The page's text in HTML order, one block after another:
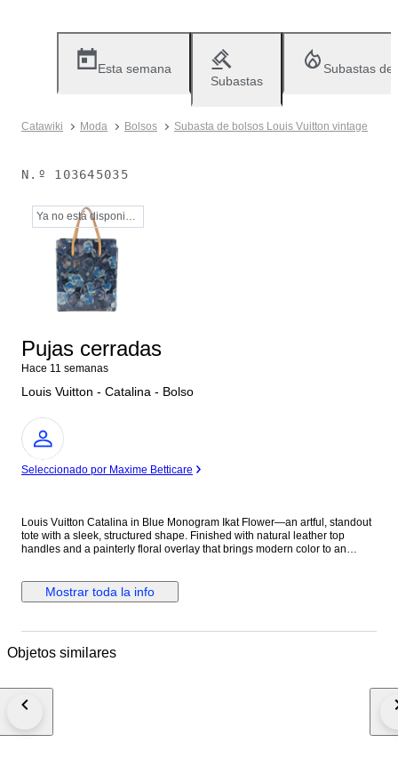
Esta semana
Subastas
Subastas
Catawiki Moda Bolsos Subasta de bolsos Louis Vuitton vintage
N.º 103645035
Ya no está disponible
Pujas cerradas
Hace 11 semanas
Louis Vuitton - Catalina - Bolso
Experto
Seleccionado por Maxime Betticare
Louis Vuitton Catalina in Blue Monogram Ikat Flower—an artful, standout
tote with a sleek, structured shape. Finished with natural leather top
handles and a painterly floral overlay that brings modern color to an
Excellent Condition Details: The outside canvas is clean and beautiful, in
great condition, except some small rubbings. The cowhide leather
interior is in excellent condition. Date code: TR0133. Colour: Blue Interior
With: -
Mostrar toda la info
Objetos similares